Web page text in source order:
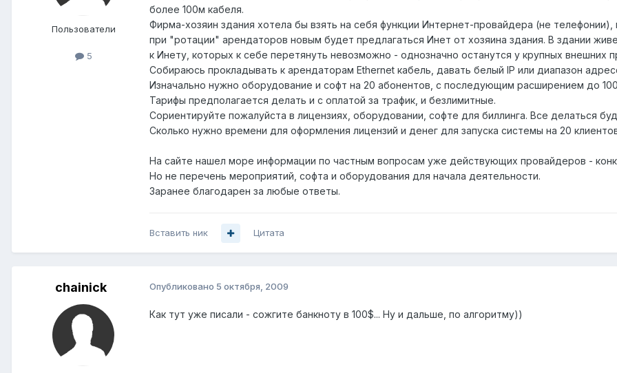
Пользователи
5
более 100м кабеля.
Фирма-хозяин здания хотела бы взять на себя функции Интернет-провайдера (не
при "ротации" арендаторов новым будет предлагаться Инет от хозяина здания. В здании
к Инету, которых к себе перетянуть невозможно - однозначно останутся у крупных внешних
Собираюсь прокладывать к арендаторам Ethernet кабель, давать белый IP или диапазон
Изначально нужно оборудование и софт на 20 абонентов, с последующим расширением до
Тарифы предполагается делать и с оплатой за трафик, и безлимитные.
Сориентируйте пожалуйста в лицензиях, оборудовании, софте для биллинга. Все делаться
Сколько нужно времени для оформления лицензий и денег для запуска системы на 20
На сайте нашел море информации по частным вопросам уже действующих провайдеров -
Но не перечень мероприятий, софта и оборудования для начала деятельности.
Заранее благодарен за любые ответы.
Вставить ник Цитата
chainick Опубликовано 5 октября, 2009
Как тут уже писали - сожгите банкноту в 100$... Ну и дальше, по алгоритму))